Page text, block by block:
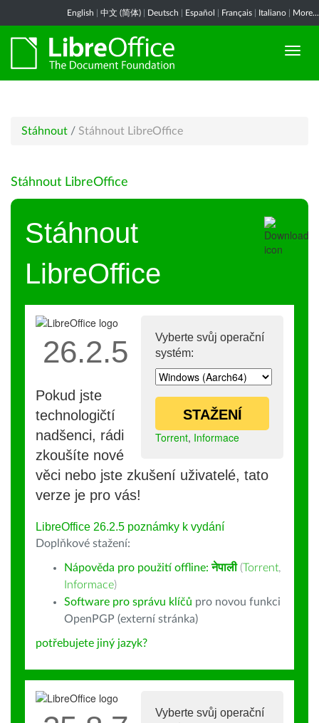
English 中文 (简体) Deutsch Español Français Italiano More...
Stáhnout / Stáhnout LibreOffice
Stáhnout LibreOffice
Stáhnout
LibreOffice
Vyberte svůj operační
systém:
STAŽENÍ
Torrent, Informace
26.2.5
Pokud jste
technologičtí
nadšenci, rádi
zkoušíte nové
věci nebo jste zkušení uživatelé, tato
verze je pro vás!
LibreOffice 26.2.5 poznámky k vydání
Doplňkové stažení:
Nápověda pro použití offline:नेपाली (Torrent,
Informace)
Software pro správu klíčů pro novou funkci
OpenPGP (externí stránka)
potřebujete jiný jazyk?
Vyberte svůj operační